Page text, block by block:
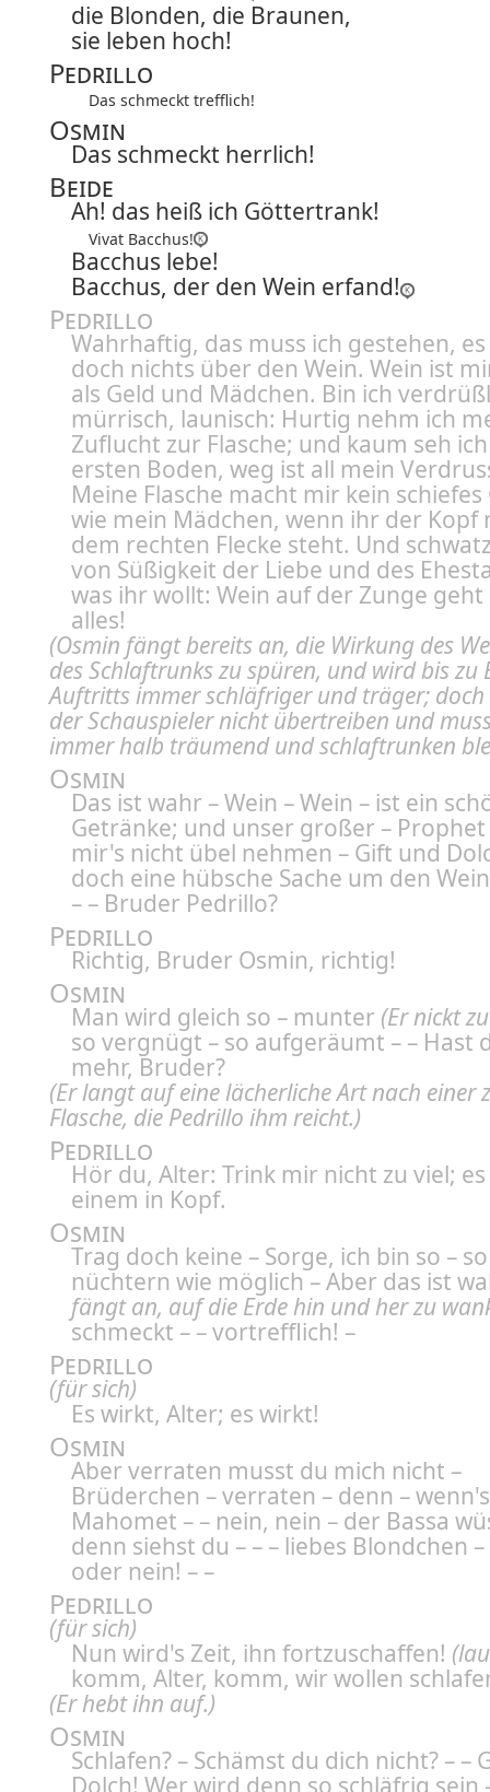
die Blonden, die Braunen,
sie leben hoch!
Pedrillo
Das schmeckt trefflich!
Osmin
Das schmeckt herrlich!
Beide
Ah! das heiß ich Göttertrank!
Vivat Bacchus!
Bacchus lebe!
Bacchus, der den Wein erfand!
Pedrillo
Wahrhaftig, das muss ich gestehen,
doch nichts über den Wein. Wein ist
als Geld und Mädchen. Bin ich
mürrisch, launisch: Hurtig nehm ich
Zuflucht zur Flasche; und kaum seh
ersten Boden, weg ist all mein
Meine Flasche macht mir kein schiefes
wie mein Mädchen, wenn ihr der Kopf
dem rechten Flecke steht. Und
von Süßigkeit der Liebe und des
was ihr wollt: Wein auf der Zunge
alles!
(Osmin fängt bereits an, die Wirkung des
des Schlaftrunks zu spüren, und wird bis zu
Auftritts immer schläfriger und träger;
der Schauspieler nicht übertreiben und
immer halb träumend und schlaftrunken
Osmin
Das ist wahr – Wein – Wein – ist ein
Getränke; und unser großer –
mir's nicht übel nehmen – Gift und
doch eine hübsche Sache um den
– – Bruder Pedrillo?
Pedrillo
Richtig, Bruder Osmin, richtig!
Osmin
Man wird gleich so – munter (Er nickt
so vergnügt – so aufgeräumt – – Hast
mehr, Bruder?
(Er langt auf eine lächerliche Art nach einer
Flasche, die Pedrillo ihm reicht.)
Pedrillo
Hör du, Alter: Trink mir nicht zu viel;
einem in Kopf.
Osmin
Trag doch keine – Sorge, ich bin so –
nüchtern wie möglich – Aber das ist
fängt an, auf die Erde hin und her zu
schmeckt – – vortrefflich! –
Pedrillo
(für sich)
Es wirkt, Alter; es wirkt!
Osmin
Aber verraten musst du mich nicht –
Brüderchen – verraten – denn – wenn's
Mahomet – – nein, nein – der Bassa
denn siehst du – – – liebes Blondchen –
oder nein! – –
Pedrillo
(für sich)
Nun wird's Zeit, ihn fortzuschaffen!
komm, Alter, komm, wir wollen
(Er hebt ihn auf.)
Osmin
Schlafen? – Schämst du dich nicht? – –
Dolch! Wer wird denn so schläfrig sein